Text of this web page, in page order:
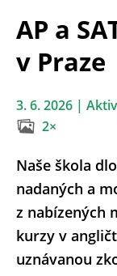
AP a
v Praze
3. 6. 2026 |
2×
Naše škola
nadaných a
z nabízených
kurzy v
uznávanou